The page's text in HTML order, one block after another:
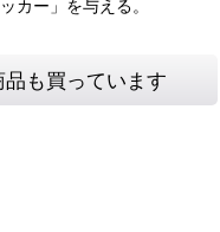
カー」を与える。
も買っています